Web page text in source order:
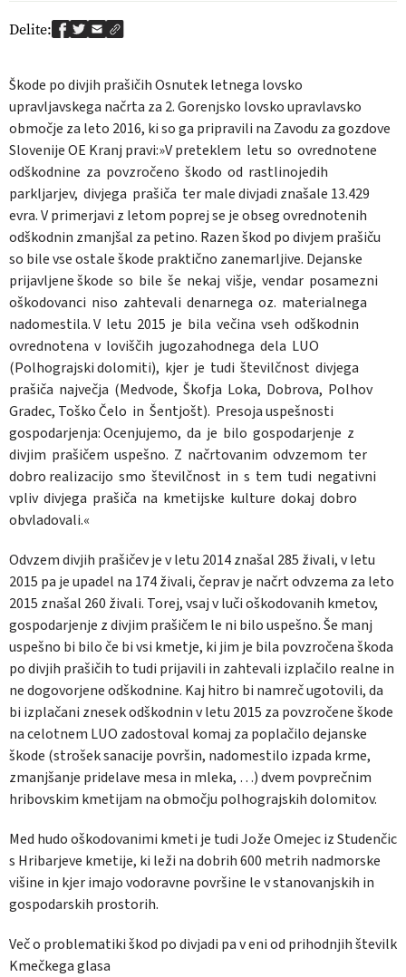
Delite:
Škode po divjih prašičih Osnutek letnega lovsko
upravljavskega načrta za 2. Gorenjsko lovsko upravlavsko
območje za leto 2016, ki so ga pripravili na Zavodu za gozdove
Slovenije OE Kranj pravi:»V preteklem letu so ovrednotene
odškodnine za povzročeno škodo od rastlinojedih
parkljarjev, divjega prašiča ter male divjadi znašale 13.429
evra. V primerjavi z letom poprej se je obseg ovrednotenih
odškodnin zmanjšal za petino. Razen škod po divjem prašiču
so bile vse ostale škode praktično zanemarljive. Dejanske
prijavljene škode so bile še nekaj višje, vendar posamezni
oškodovanci niso zahtevali denarnega oz. materialnega
nadomestila. V letu 2015 je bila večina vseh odškodnin
ovrednotena v loviščih jugozahodnega dela LUO
(Polhograjski dolomiti), kjer je tudi številčnost divjega
prašiča največja (Medvode, Škofja Loka, Dobrova, Polhov
Gradec, Toško Čelo in Šentjošt). Presoja uspešnosti
gospodarjenja: Ocenjujemo, da je bilo gospodarjenje z
divjim prašičem uspešno. Z načrtovanim odvzemom ter
dobro realizacijo smo številčnost in s tem tudi negativni
vpliv divjega prašiča na kmetijske kulture dokaj dobro
obvladovali.«
Odvzem divjih prašičev je v letu 2014 znašal 285 živali, v letu
2015 pa je upadel na 174 živali, čeprav je načrt odvzema za leto
2015 znašal 260 živali. Torej, vsaj v luči oškodovanih kmetov,
gospodarjenje z divjim prašičem le ni bilo uspešno. Še manj
uspešno bi bilo če bi vsi kmetje, ki jim je bila povzročena škoda
po divjih prašičih to tudi prijavili in zahtevali izplačilo realne in
ne dogovorjene odškodnine. Kaj hitro bi namreč ugotovili, da
bi izplačani znesek odškodnin v letu 2015 za povzročene škode
na celotnem LUO zadostoval komaj za poplačilo dejanske
škode (strošek sanacije površin, nadomestilo izpada krme,
zmanjšanje pridelave mesa in mleka, …) dvem povprečnim
hribovskim kmetijam na območju polhograjskih dolomitov.
Med hudo oškodovanimi kmeti je tudi Jože Omejec iz Studenčic
s Hribarjeve kmetije, ki leži na dobrih 600 metrih nadmorske
višine in kjer imajo vodoravne površine le v stanovanjskih in
gospodarskih prostorih.
Več o problematiki škod po divjadi pa v eni od prihodnjih številk
Kmečkega glasa